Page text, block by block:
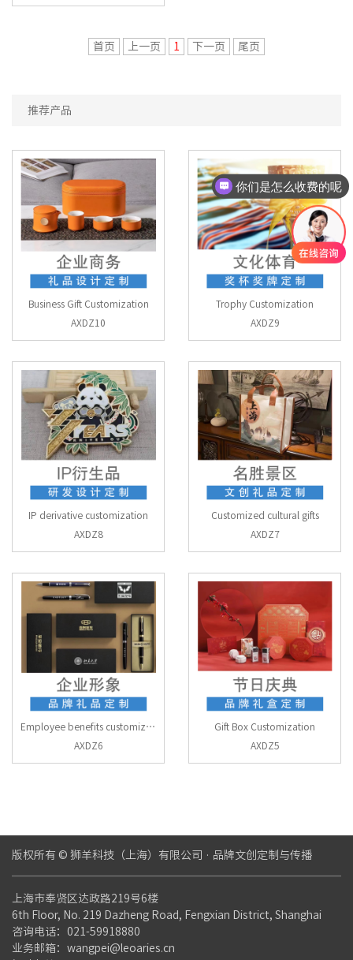
首页 上一页 1 下一页 尾页
推荐产品
Business Gift Customization
AXDZ10
Trophy Customization
AXDZ9
IP derivative customization
AXDZ8
Customized cultural gifts
AXDZ7
Employee benefits customization
AXDZ6
Gift Box Customization
AXDZ5
版权所有 © 狮羊科技（上海）有限公司 · 品牌文创定制与传播
上海市奉贤区达政路219号6楼
6th Floor, No. 219 Dazheng Road, Fengxian District, Shanghai
咨询电话：021-59918880
业务邮箱：wangpei@leoaries.cn
你们是怎么收费的呢